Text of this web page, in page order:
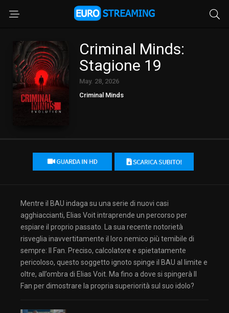
Criminal Minds:
Stagione 19
May. 28, 2026
Criminal Minds
Mentre il BAU indaga su una serie di nuovi casi
agghiaccianti, Elias Voit intraprende un percorso per
espiare il proprio passato. La sua recente notorietà
risveglia inavvertitamente il loro nemico più temibile di
sempre: Il Fan. Preciso, calcolatore e spietatamente
pericoloso, questo soggetto ignoto spinge il BAU al limite e
oltre, all’ombra di Elias Voit. Ma fino a dove si spingerà Il
Fan per dimostrare la propria superiorità sul suo idolo?